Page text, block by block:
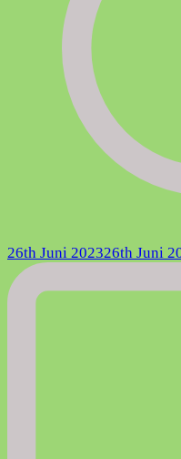
26th Juni 202326th Juni